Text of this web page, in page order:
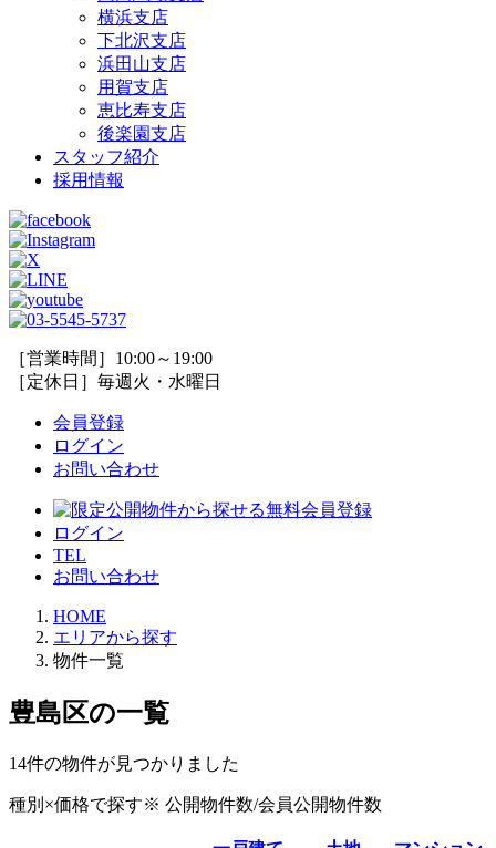
横浜支店
下北沢支店
浜田山支店
用賀支店
恵比寿支店
後楽園支店
スタッフ紹介
採用情報
［営業時間］10:00～19:00
［定休日］毎週火・水曜日
会員登録
ログイン
お問い合わせ
ログイン
TEL
お問い合わせ
HOME
エリアから探す
物件一覧
豊島区の一覧
14件の物件が見つかりました
種別×価格で探す※ 公開物件数/会員公開物件数